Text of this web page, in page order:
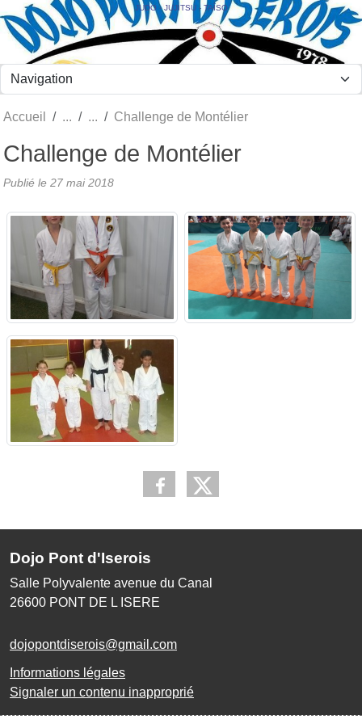
JUDO - JUJITSU - TAÏSO
Accueil Challenge de Montélier
Challenge de Montélier
Publié le 27 mai 2018
Dojo Pont d'Iserois
Salle Polyvalente avenue du Canal
26600 PONT DE L ISERE
dojopontdiserois@gmail.com
Informations légales
Signaler un contenu inapproprié
Panneau de gestion des cookies